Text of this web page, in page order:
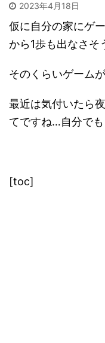
2023年4月18日
仮に自分の家にゲ
から1歩も出なさそ
そのくらいゲーム
最近は気付いたら
てですね…自分でも
[toc]